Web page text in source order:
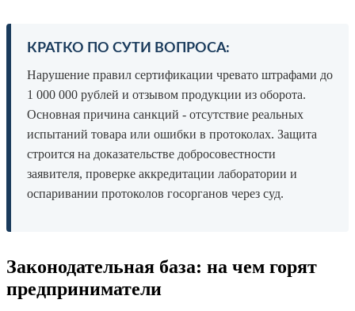
КРАТКО ПО СУТИ ВОПРОСА:
Нарушение правил сертификации чревато штрафами до
1 000 000 рублей и отзывом продукции из оборота.
Основная причина санкций - отсутствие реальных
испытаний товара или ошибки в протоколах. Защита
строится на доказательстве добросовестности
заявителя, проверке аккредитации лаборатории и
оспаривании протоколов госорганов через суд.
Законодательная база: на чем горят
предприниматели